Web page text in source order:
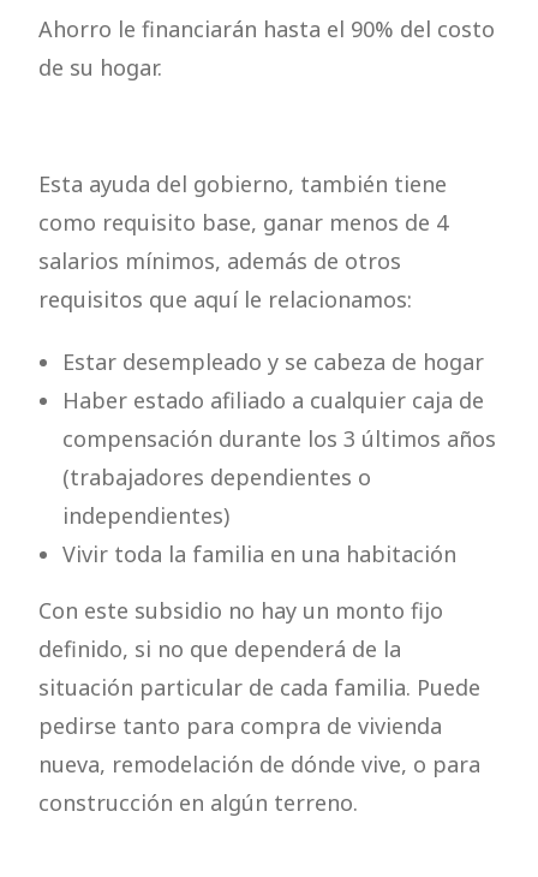
Ahorro le financiarán hasta el 90% del costo
de su hogar.
Esta ayuda del gobierno, también tiene
como requisito base, ganar menos de 4
salarios mínimos, además de otros
requisitos que aquí le relacionamos:
Estar desempleado y se cabeza de hogar
Haber estado afiliado a cualquier caja de
compensación durante los 3 últimos años
(trabajadores dependientes o
independientes)
Vivir toda la familia en una habitación
Con este subsidio no hay un monto fijo
definido, si no que dependerá de la
situación particular de cada familia. Puede
pedirse tanto para compra de vivienda
nueva, remodelación de dónde vive, o para
construcción en algún terreno.